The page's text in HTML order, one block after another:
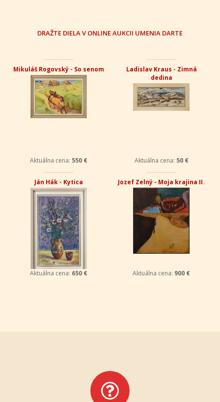
DRAŽTE DIELA V ONLINE AUKCII UMENIA DARTE
Mikuláš Rogovský - So senom
Aktuálna cena: 550 €
Ladislav Kraus - Zimná
dedina
Aktuálna cena: 50 €
Ján Hák - Kytica
Aktuálna cena: 650 €
Jozef Zelný - Moja krajina II.
Aktuálna cena: 900 €